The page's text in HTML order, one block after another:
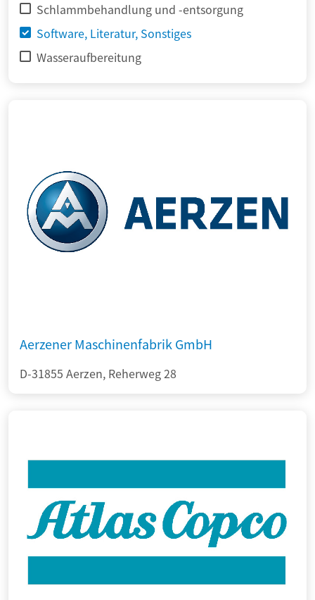
Schlammbehandlung und -entsorgung
Software, Literatur, Sonstiges
Wasseraufbereitung
Aerzener Maschinenfabrik GmbH
D-31855 Aerzen, Reherweg 28